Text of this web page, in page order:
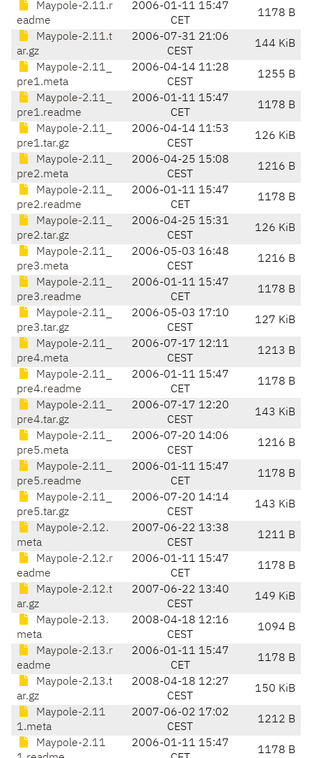
Maypole-2.11.r
eadme
2006-01-11 15:47
CET
1178 B
Maypole-2.11.t
ar.gz
2006-07-31 21:06
CEST
144 KiB
Maypole-2.11_
pre1.meta
2006-04-14 11:28
CEST
1255 B
Maypole-2.11_
pre1.readme
2006-01-11 15:47
CET
1178 B
Maypole-2.11_
pre1.tar.gz
2006-04-14 11:53
CEST
126 KiB
Maypole-2.11_
pre2.meta
2006-04-25 15:08
CEST
1216 B
Maypole-2.11_
pre2.readme
2006-01-11 15:47
CET
1178 B
Maypole-2.11_
pre2.tar.gz
2006-04-25 15:31
CEST
126 KiB
Maypole-2.11_
pre3.meta
2006-05-03 16:48
CEST
1216 B
Maypole-2.11_
pre3.readme
2006-01-11 15:47
CET
1178 B
Maypole-2.11_
pre3.tar.gz
2006-05-03 17:10
CEST
127 KiB
Maypole-2.11_
pre4.meta
2006-07-17 12:11
CEST
1213 B
Maypole-2.11_
pre4.readme
2006-01-11 15:47
CET
1178 B
Maypole-2.11_
pre4.tar.gz
2006-07-17 12:20
CEST
143 KiB
Maypole-2.11_
pre5.meta
2006-07-20 14:06
CEST
1216 B
Maypole-2.11_
pre5.readme
2006-01-11 15:47
CET
1178 B
Maypole-2.11_
pre5.tar.gz
2006-07-20 14:14
CEST
143 KiB
Maypole-2.12.
meta
2007-06-22 13:38
CEST
1211 B
Maypole-2.12.r
eadme
2006-01-11 15:47
CET
1178 B
Maypole-2.12.t
ar.gz
2007-06-22 13:40
CEST
149 KiB
Maypole-2.13.
meta
2008-04-18 12:16
CEST
1094 B
Maypole-2.13.r
eadme
2006-01-11 15:47
CET
1178 B
Maypole-2.13.t
ar.gz
2008-04-18 12:27
CEST
150 KiB
Maypole-2.11
1.meta
2007-06-02 17:02
CEST
1212 B
Maypole-2.11
2006-01-11 15:47
1178 B